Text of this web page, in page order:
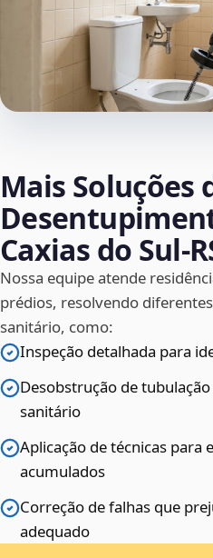
Mais Soluções
Caxias do
Nossa equipe atende
prédios, resolvendo
sanitário, como:
Inspeção detalhada para
Desobstrução de
sanitário
Aplicação de técnicas para
acumulados
Correção de falhas que
adequado